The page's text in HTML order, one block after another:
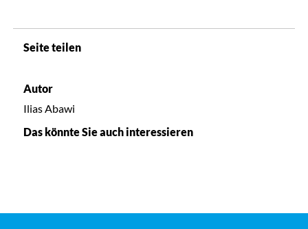
Seite teilen
Autor
Ilias Abawi
Das könnte Sie auch interessieren